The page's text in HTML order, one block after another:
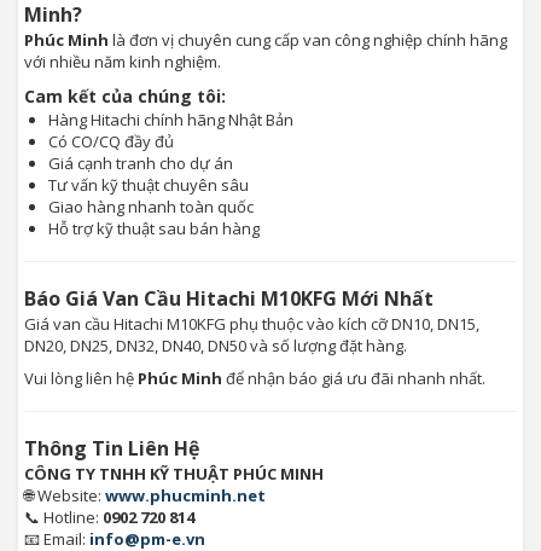
Minh?
Phúc Minh là đơn vị chuyên cung cấp van công nghiệp chính hãng
với nhiều năm kinh nghiệm.
Cam kết của chúng tôi:
Hàng Hitachi chính hãng Nhật Bản
Có CO/CQ đầy đủ
Giá cạnh tranh cho dự án
Tư vấn kỹ thuật chuyên sâu
Giao hàng nhanh toàn quốc
Hỗ trợ kỹ thuật sau bán hàng
Báo Giá Van Cầu Hitachi M10KFG Mới Nhất
Giá van cầu Hitachi M10KFG phụ thuộc vào kích cỡ DN10, DN15,
DN20, DN25, DN32, DN40, DN50 và số lượng đặt hàng.
Vui lòng liên hệ Phúc Minh để nhận báo giá ưu đãi nhanh nhất.
Thông Tin Liên Hệ
CÔNG TY TNHH KỸ THUẬT PHÚC MINH
🌐 Website: www.phucminh.net
📞 Hotline: 0902 720 814
📧 Email: info@pm-e.vn